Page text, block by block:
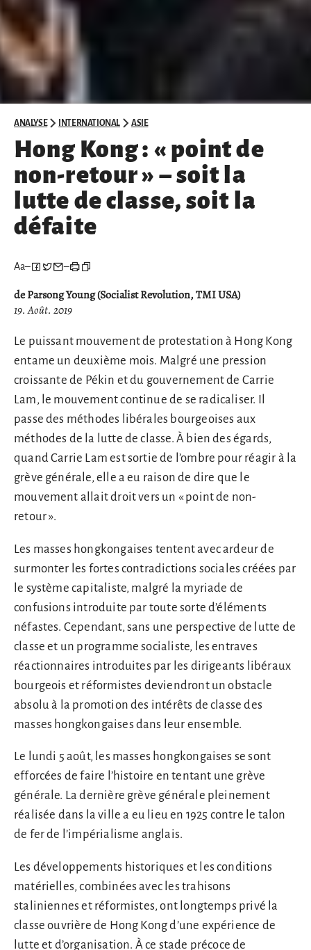
ANALYSE INTERNATIONAL ASIE
Hong Kong : « point de
non-retour » – soit la
lutte de classe, soit la
défaite
Aa– –
de Parsong Young (Socialist Revolution, TMI USA)
19. Août. 2019
Le puissant mouvement de protestation à Hong Kong
entame un deuxième mois. Malgré une pression
croissante de Pékin et du gouvernement de Carrie
Lam, le mouvement continue de se radicaliser. Il
passe des méthodes libérales bourgeoises aux
méthodes de la lutte de classe. À bien des égards,
quand Carrie Lam est sortie de l’ombre pour réagir à la
grève générale, elle a eu raison de dire que le
mouvement allait droit vers un « point de non-
retour ».
Les masses hongkongaises tentent avec ardeur de
surmonter les fortes contradictions sociales créées par
le système capitaliste, malgré la myriade de
confusions introduite par toute sorte d’éléments
néfastes. Cependant, sans une perspective de lutte de
classe et un programme socialiste, les entraves
réactionnaires introduites par les dirigeants libéraux
bourgeois et réformistes deviendront un obstacle
absolu à la promotion des intérêts de classe des
masses hongkongaises dans leur ensemble.
Le lundi 5 août, les masses hongkongaises se sont
efforcées de faire l’histoire en tentant une grève
générale. La dernière grève générale pleinement
réalisée dans la ville a eu lieu en 1925 contre le talon
de fer de l’impérialisme anglais.
Les développements historiques et les conditions
matérielles, combinées avec les trahisons
staliniennes et réformistes, ont longtemps privé la
classe ouvrière de Hong Kong d’une expérience de
lutte et d’organisation. À ce stade précoce de